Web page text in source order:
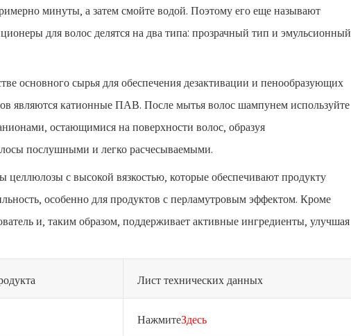
минуты, а затем смойте водой. Поэтому его еще называют
для волос делятся на два типа: прозрачный тип и эмульсионный
основного сырья для обеспечения дезактивации и пенообразующих
являются катионные ПАВ. После мытья волос шампунем используйте
остающимися на поверхности волос, образуя
послушными и легко расчесываемыми.
с высокой вязкостью, которые обеспечивают продукту
особенно для продуктов с перламутровым эффектом. Кроме
и, таким образом, поддерживает активные ингредиенты, улучшая
Лист технических данных
НажмитеЗдесь